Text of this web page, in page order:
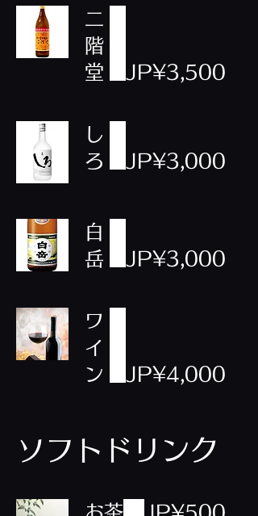
二
階
堂
JP¥3,500
し
ろ
JP¥3,000
白
岳
JP¥3,000
ワ
イ
ン
JP¥4,000
ソフトドリンク
お茶 JP¥500